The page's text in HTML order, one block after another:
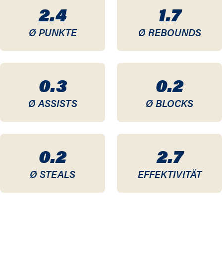
2.4
Ø PUNKTE
1.7
Ø REBOUNDS
0.3
Ø ASSISTS
0.2
Ø BLOCKS
0.2
Ø STEALS
2.7
EFFEKTIVITÄT